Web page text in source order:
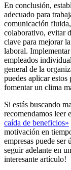
En conclusión,
adecuado para
comunicación
colaborativo, evitar
clave para mejorar
laboral.
empleados
general de la
puedes aplicar
fomentar un clima
Si estás buscando
recomendamos leer
caída de beneficios»
motivación en
empresas puede ser
seguir adelante en
interesante artículo!